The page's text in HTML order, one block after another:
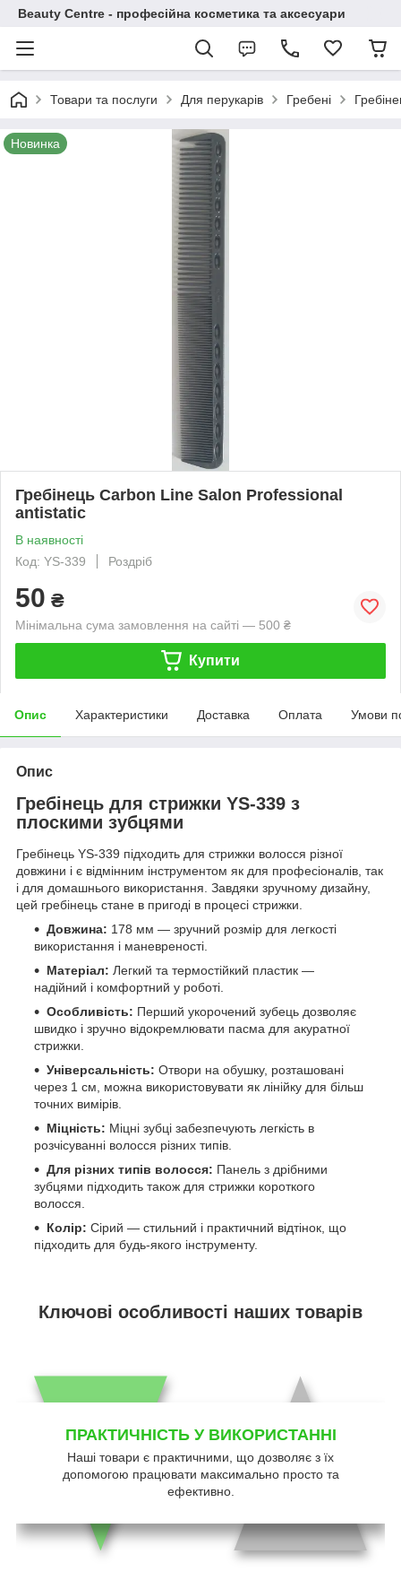
Beauty Centre - професійна косметика та аксесуари
Товари та послуги Для перукарів Гребені
Новинка
Гребінець Carbon Line Salon Professional
antistatic
В наявності
Код: YS-339
Роздріб
50 ₴
Мінімальна сума замовлення на сайті — 500 ₴
Купити
Опис Характеристики Доставка Оплата Умови
Опис
Гребінець для стрижки YS-339 з
плоскими зубцями
Гребінець YS-339 підходить для стрижки волосся різної
довжини і є відмінним інструментом як для професіоналів, так
і для домашнього використання. Завдяки зручному дизайну,
цей гребінець стане в пригоді в процесі стрижки.
Довжина: 178 мм — зручний розмір для легкості
використання і маневреності.
Матеріал: Легкий та термостійкий пластик —
надійний і комфортний у роботі.
Особливість: Перший укорочений зубець дозволяє
швидко і зручно відокремлювати пасма для акуратної
стрижки.
Універсальність: Отвори на обушку, розташовані
через 1 см, можна використовувати як лінійку для більш
точних вимірів.
Міцність: Міцні зубці забезпечують легкість в
розчісуванні волосся різних типів.
Для різних типів волосся: Панель з дрібними
зубцями підходить також для стрижки короткого
волосся.
Колір: Сірий — стильний і практичний відтінок, що
підходить для будь-якого інструменту.
Ключові особливості наших товарів
ПРАКТИЧНІСТЬ У ВИКОРИСТАННІ
Наші товари є практичними, що дозволяє з їх
допомогою працювати максимально просто та
ефективно.